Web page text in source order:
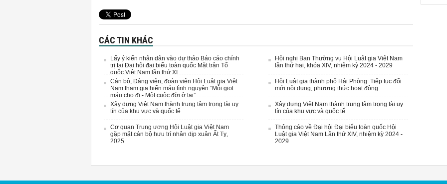
CÁC TIN KHÁC
Lấy ý kiến nhân dân vào dự thảo Báo cáo chính
trị tại Đại hội đại biểu toàn quốc Mặt trận Tổ
quốc Việt Nam lần thứ XI
Cán bộ, Đảng viên, đoàn viên Hội Luật gia Việt
Nam tham gia hiến máu tình nguyện “Mỗi giọt
máu cho đi - Một cuộc đời ở lại”
Xây dựng Việt Nam thành trung tâm trọng tài uy
tín của khu vực và quốc tế
Cơ quan Trung ương Hội Luật gia Việt Nam
gặp mặt cán bộ hưu trí nhân dịp xuân Ất Tỵ,
2025
Hội nghị Ban Thường vụ Hội Luật gia Việt Nam
lần thứ hai, khóa XIV, nhiệm kỳ 2024 - 2029
Hội Luật gia thành phố Hải Phòng: Tiếp tục đổi
mới nội dung, phương thức hoạt động
Xây dựng Việt Nam thành trung tâm trọng tài uy
tín của khu vực và quốc tế
Thông cáo về Đại hội Đại biểu toàn quốc Hội
Luật gia Việt Nam Lần thứ XIV, nhiệm kỳ 2024 -
2029